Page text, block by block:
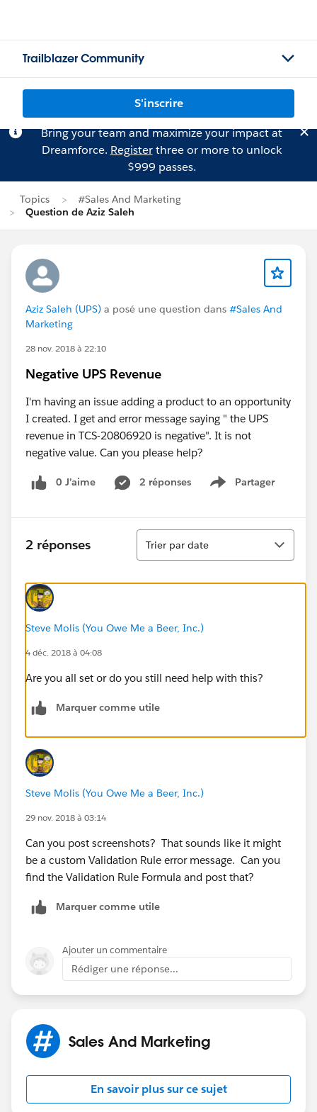
Trailblazer Community
S'inscrire
Bring your team and maximize your impact at
Dreamforce. Registerthree or more to unlock
$999 passes.
Topics
#Sales And Marketing
Question de Aziz Saleh
Aziz Saleh (UPS) a posé une question dans #Sales And
Marketing
28 nov. 2018 à 22:10
Negative UPS Revenue
I'm having an issue adding a product to an opportunity
I created. I get and error message saying " the UPS
revenue in TCS-20806920 is negative". It is not
negative value. Can you please help?
0 J’aime 2 réponses Partager
Show menu
2 réponses
Tri
Trier par date
Steve Molis (You Owe Me a Beer, Inc.)
4 déc. 2018 à 04:08
Are you all set or do you still need help with this?
Marquer comme utile
Steve Molis (You Owe Me a Beer, Inc.)
29 nov. 2018 à 03:14
Can you post screenshots? That sounds like it might
be a custom Validation Rule error message. Can you
find the Validation Rule Formula and post that?
Marquer comme utile
Ajouter un commentaire
Rédiger une réponse...
Sales And Marketing
En savoir plus sur ce sujet